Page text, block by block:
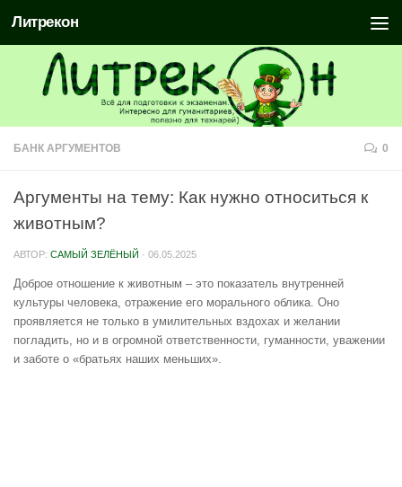
Литрекон
БАНК АРГУМЕНТОВ 0
Аргументы на тему: Как нужно относиться к
животным?
АВТОР: САМЫЙ ЗЕЛЁНЫЙ · 06.05.2025
Доброе отношение к животным – это показатель внутренней
культуры человека, отражение его морального облика. Оно
проявляется не только в умилительных вздохах и желании
погладить, но и в огромной ответственности, гуманности, уважении
и заботе о «братьях наших меньших».